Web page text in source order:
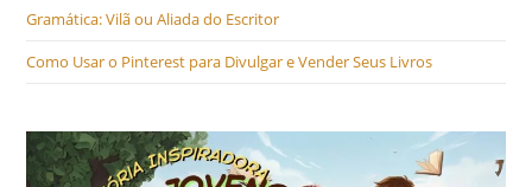
Gramática: Vilã ou Aliada do Escritor
Como Usar o Pinterest para Divulgar e Vender Seus Livros